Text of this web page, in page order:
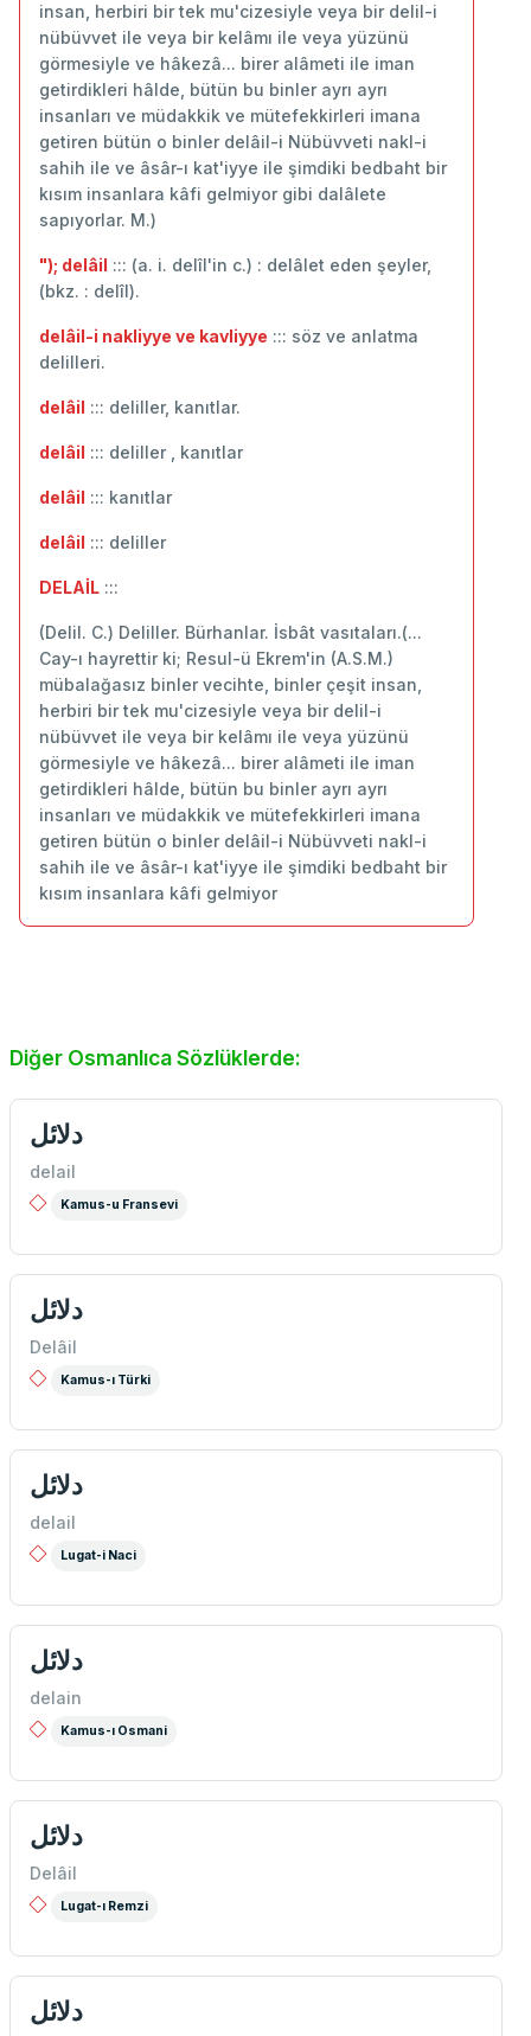
insan, herbiri bir tek mu'cizesiyle veya bir delil-i
nübüvvet ile veya bir kelâmı ile veya yüzünü
görmesiyle ve hâkezâ... birer alâmeti ile iman
getirdikleri hâlde, bütün bu binler ayrı ayrı
insanları ve müdakkik ve mütefekkirleri imana
getiren bütün o binler delâil-i Nübüvveti nakl-i
sahih ile ve âsâr-ı kat'iyye ile şimdiki bedbaht bir
kısım insanlara kâfi gelmiyor gibi dalâlete
sapıyorlar. M.)
"); delâil ::: (a. i. delîl'in c.) : delâlet eden şeyler,
(bkz. : delîl).
delâil-i nakliyye ve kavliyye ::: söz ve anlatma
delilleri.
delâil ::: deliller, kanıtlar.
delâil ::: deliller , kanıtlar
delâil ::: ‬kanıtlar
delâil ::: deliller
DELAİL :::
(Delil. C.) Deliller. Bürhanlar. İsbât vasıtaları.(...
Cay-ı hayrettir ki; Resul-ü Ekrem'in (A.S.M.)
mübalağasız binler vecihte, binler çeşit insan,
herbiri bir tek mu'cizesiyle veya bir delil-i
nübüvvet ile veya bir kelâmı ile veya yüzünü
görmesiyle ve hâkezâ... birer alâmeti ile iman
getirdikleri hâlde, bütün bu binler ayrı ayrı
insanları ve müdakkik ve mütefekkirleri imana
getiren bütün o binler delâil-i Nübüvveti nakl-i
sahih ile ve âsâr-ı kat'iyye ile şimdiki bedbaht bir
kısım insanlara kâfi gelmiyor
Diğer Osmanlıca Sözlüklerde:
دلائل
delail
Kamus-u Fransevi
دلائل
Delâil
Kamus-ı Türki
دلائل
delail
Lugat-i Naci
دلائل
delain
Kamus-ı Osmani
دلائل
Delâil
Lugat-ı Remzi
دلائل